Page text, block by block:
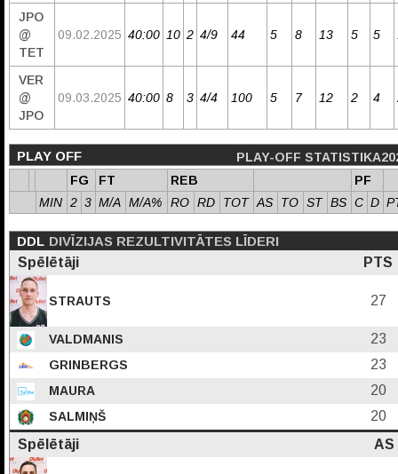
JPO
@
TET
09.02.2025 40:00 10 2 4/9 44 5 8 13 5 5
VER
@
JPO
09.03.2025 40:00 8 3 4/4 100 5 7 12 2 4
PLAY OFF
PLAY-OFF
FG
FT REB
PF
MIN 2 3 M/A M/A% RO RD TOT AS TO ST BS C D
DDL DIVĪZIJAS REZULTIVITĀTES LĪDERI
Spēlētāji
PTS
STRAUTS 27
VALDMANIS 23
GRINBERGS 23
MAURA 20
SALMIŅŠ
20
Spēlētāji
AS